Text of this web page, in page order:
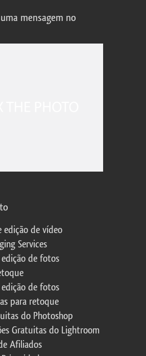
mensagem no
edição de vídeo
Services
de fotos
edição de fotos
para retoque
do Photoshop
Gratuitas do Lightroom
Afiliados